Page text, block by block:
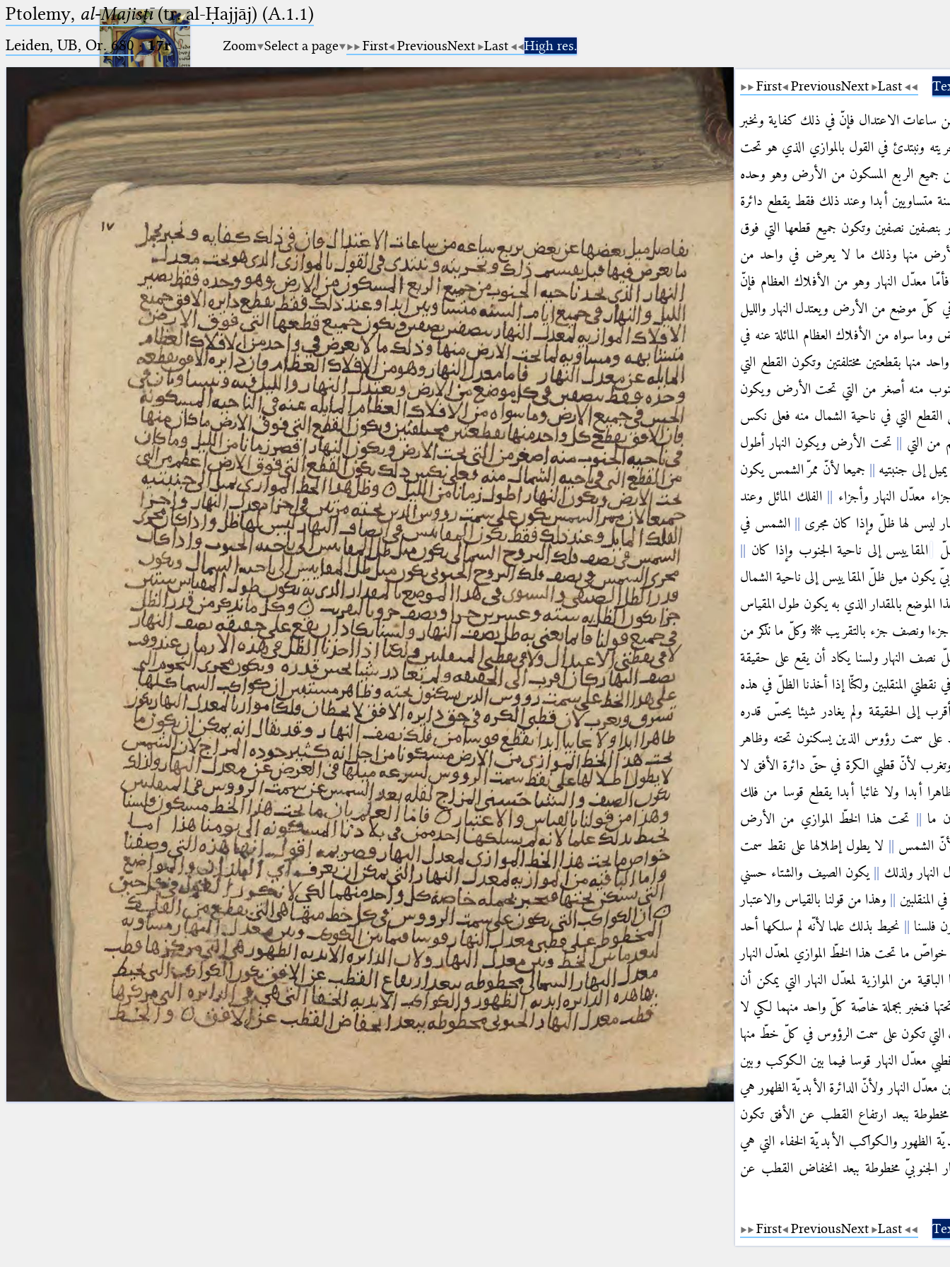
Ptolemaeus
Arabus et Latinus
_
(the underscore) is the placeholder
for exactly one character.
%
(the percent sign) is the
placeholder for no, one or more
than one character.
(two percent signs) is the
placeholder for no, one or more
than one character, but not for
blank space (so that a search ends
at word boundaries).
Start
Project
Team
News
Jobs
Publications
Conference
Arabic Works
Arabic Manuscripts
Latin Works
Latin Manuscripts
Latin Early Prints
Images
Texts
Glossary
Resources
Licenses FAQ ·Contact·
Privacy· 2013
Print 🖨
Ptolemy, al-Majisṭī(tr. al-Ḥajjāj) (A.1.1)
Leiden, UB, Or. 680·17r Zoom Select a page First PreviousNext Last High res.
First PreviousNext Last
الاعتدال فإنّ في ذلك كفاية ونخبر
ونبتدئ في القول بالموازي الذي هو تحت
جميع الربع المسكون من الأرض وهو وحده
متساويين أبدا وعند ذلك فقط يقطع دائرة
بنصفين نصفين وتكون جميع قطعها التي فوق
منها وذلك ما لا يعرض في واحد من
معدّل النهار وهو من الأفلاك العظام فإنّ
كلّ موضع من الأرض ويعتدل النهار والليل
سواه من الأفلاك العظام المائلة عنه في
منها بقطعتين مختلفتين وتكون القطع التي
منه أصغر من التي تحت الأرض ويكون
التي في ناحية الشمال منه فعلى نكس
التي
تحت الأرض ويكون النهار أطول
إلى جنبتيه
جميعا لأنّ ممرّ الشمس يكون
معدّل النهار وأجزاء
الفلك المائل وعند
ليس لها ظلّ وإذا كان مجرى
الشمس في
المقاييس إلى ناحية الجنوب وإذا كان
يكون ميل ظلّ المقاييس إلى ناحية الشمال
بالمقدار الذي به يكون طول المقياس
ونصف جزء بالتقريب ❊ وكلّ ما نذكر من
نصف النهار ولسنا يكاد أن يقع على حقيقة
المنقلبين ولكنّا إذا أخذنا الظلّ في هذه
إلى الحقيقة ولم يغادر شيئا يحسّ قدره
على سمت رؤوس الذين يسكنون تحته وظاهر
لأنّ قطبي الكرة في حقّ دائرة الأفق لا
أبدا ولا غائبا أبدا يقطع قوسا من فلك
ما
تحت هذا الخطّ الموازي من الأرض
الشمس
لا يطول إطلالها على نقط سمت
ولذلك
يكون الصيف والشتاء حسني
وهذا من قولنا بالقياس والاعتبار
فلسنا
نحيط بذلك علما لأنّه لم سلكها أحد
ما تحت هذا الخطّ الموازي لمعدّل النهار
من الموازية لمعدّل النهار التي يمكن أن
فنخبر بجملة خاصّة كلّ واحد منهما لكي لا
تكون على سمت الرؤوس في كلّ خطّ منها
معدّل النهار قوسا فيما بين الكوكب وبين
معدّل النهار ولأنّ الدائرة الأبديّة الظهور هي
مخطوطة ببعد ارتفاع القطب عن الأفق تكون
الظهور والكواكب الأبديّة الخفاء التي هي
الجنوبيّ مخطوطة ببعد انخفاض القطب عن
First PreviousNext Last